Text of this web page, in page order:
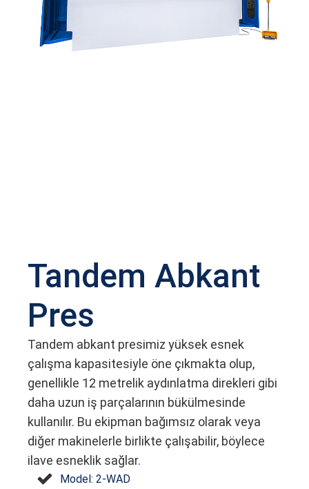
Tandem Abkant
Pres
Tandem abkant presimiz yüksek esnek
çalışma kapasitesiyle öne çıkmakta olup,
genellikle 12 metrelik aydınlatma direkleri gibi
daha uzun iş parçalarının bükülmesinde
kullanılır. Bu ekipman bağımsız olarak veya
diğer makinelerle birlikte çalışabilir, böylece
ilave esneklik sağlar.
Model: 2-WAD